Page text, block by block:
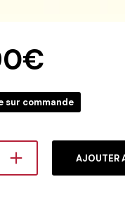
€
sur commande
AJOUTER